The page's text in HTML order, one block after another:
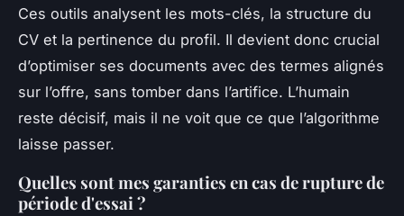
Ces outils analysent les mots-clés, la structure du
CV et la pertinence du profil. Il devient donc crucial
d’optimiser ses documents avec des termes alignés
sur l’offre, sans tomber dans l’artifice. L’humain
reste décisif, mais il ne voit que ce que l’algorithme
laisse passer.
Quelles sont mes garanties en cas de rupture de
période d'essai ?